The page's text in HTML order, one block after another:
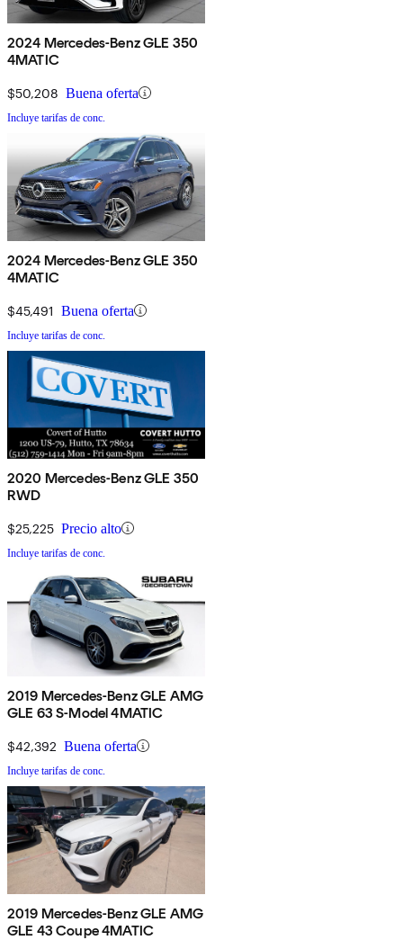
2024 Mercedes-Benz GLE 350
4MATIC
$50,208 Buena oferta
Incluye tarifas de conc.
2024 Mercedes-Benz GLE 350
4MATIC
$45,491 Buena oferta
Incluye tarifas de conc.
2020 Mercedes-Benz GLE 350
RWD
$25,225 Precio alto
Incluye tarifas de conc.
2019 Mercedes-Benz GLE AMG
GLE 63 S-Model 4MATIC
$42,392 Buena oferta
Incluye tarifas de conc.
2019 Mercedes-Benz GLE AMG
GLE 43 Coupe 4MATIC